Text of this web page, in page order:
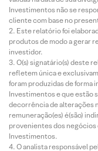
Investimentos não se
cliente com base no
Este relatório foi
produtos de modo a gerar
investidor.
O(s) signatário(s) deste
refletem única e
foram produzidas de forma
Investimentos e que estão
decorrência de alterações
remuneração(es) é(são)
provenientes dos negócios
Investimentos.
O analista responsável